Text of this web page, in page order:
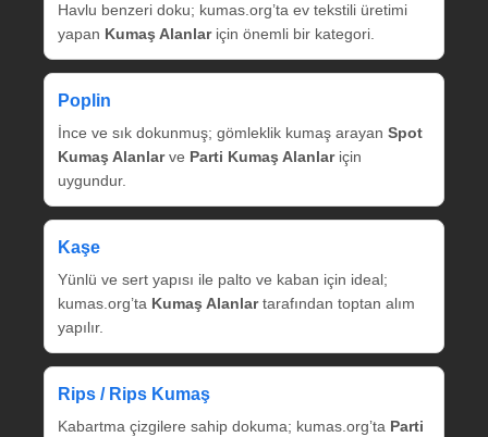
Havlu benzeri doku; kumas.org’ta ev tekstili üretimi
yapan Kumaş Alanlariçin önemli bir kategori.
Poplin
İnce ve sık dokunmuş; gömleklik kumaş arayan Spot
Kumaş Alanlarve Parti Kumaş Alanlariçin
uygundur.
Kaşe
Yünlü ve sert yapısı ile palto ve kaban için ideal;
kumas.org’ta Kumaş Alanlartarafından toptan alım
yapılır.
Rips / Rips Kumaş
Kabartma çizgilere sahip dokuma; kumas.org’ta Parti